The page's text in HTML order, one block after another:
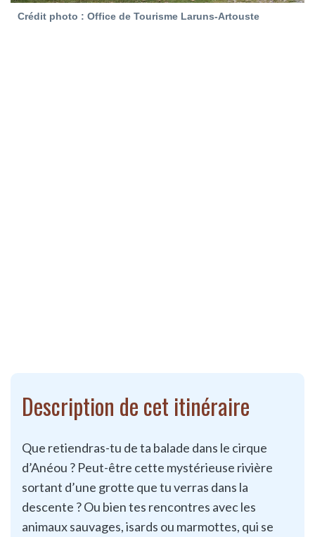
Crédit photo : Office de Tourisme Laruns-Artouste
Description de cet itinéraire
Que retiendras-tu de ta balade dans le cirque
d’Anéou ? Peut-être cette mystérieuse rivière
sortant d’une grotte que tu verras dans la
descente ? Ou bien tes rencontres avec les
animaux sauvages, isards ou marmottes, qui se